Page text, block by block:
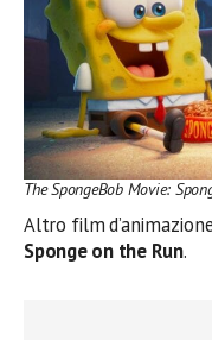
The SpongeBob Movie:
Altro film
Sponge on the Run.